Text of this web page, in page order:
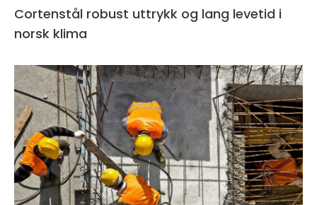
Cortenstål robust uttrykk og lang levetid i
norsk klima